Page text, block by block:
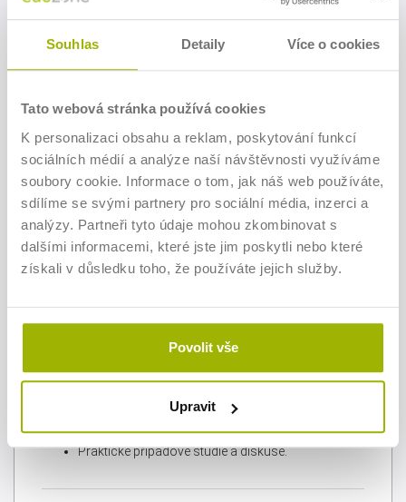
Souhlas Detaily Více o cookies
Tato webová stránka používá cookies
K personalizaci obsahu a reklam, poskytování funkcí
sociálních médií a analýze naší návštěvnosti využíváme
soubory cookie. Informace o tom, jak náš web používáte,
sdílíme se svými partnery pro sociální média, inzerci a
analýzy. Partneři tyto údaje mohou zkombinovat s
dalšími informacemi, které jste jim poskytli nebo které
získali v důsledku toho, že používáte jejich služby.
Povolit vše
Upravit
doporučenými postupy při řešení konfliktů,
nebo ukončování pracovních poměrů. Součástí budou
Komu je seminář určen
personalistům, HR manažerům a
specialistům, vedoucím pracovníkům, zaměstnancům
odpovědným za pracovněprávní agendu, HR
Program
Konflikty mezi zaměstnanci a jejich řešení.
Náročné rozhovory s pracovníky.
Výpovědi a ukončování pracovního poměru.
Nevhodné chování na pracovišti.
Rizika a nejčastější chyby zaměstnavatelů.
Praktické případové studie a diskuse.